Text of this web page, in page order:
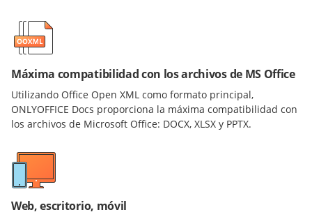
Máxima compatibilidad con los archivos de MS Office
Utilizando Office Open XML como formato principal,
ONLYOFFICE Docs proporciona la máxima compatibilidad con
los archivos de Microsoft Office: DOCX, XLSX y PPTX.
Web, escritorio, móvil